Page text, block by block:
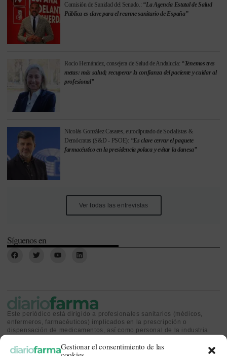
Gestionar el consentimiento de las
Comisión de Sanidad del Senado.: “La Agencia Estatal de Salud
Pública es clave para el rearme sanitario de España”
Rocío Hernández, consejera de Salud de Andalucía: “Tenemos tres
metas: más salud; recuperar la confianza del paciente y cuidar al
profesional”
Nicolás González Casares, eurodiputado de Socialistas &
Demócratas (S&D - PSOE): “Es clave cerrar el paquete
farmacéutico en la presidencia polaca y evitar la danesa”
Ver todas las entrevistas
Síguenos en
Este periódico está dirigido a profesionales sanitarios (médicos,
enfermeros, farmacéuticos) implicados en la prescripción o
dispensación de medicamentos, así como personal de la industria
sanitaria.